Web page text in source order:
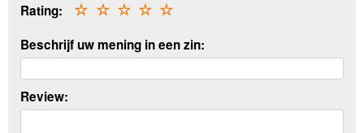
Rating: ☆
☆
☆
☆
☆
Beschrijf uw mening in een zin:
Review: